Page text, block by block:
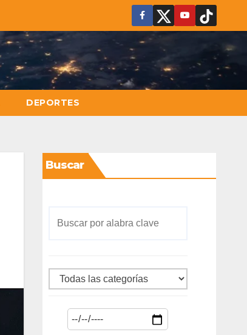
DEPORTES
Buscar